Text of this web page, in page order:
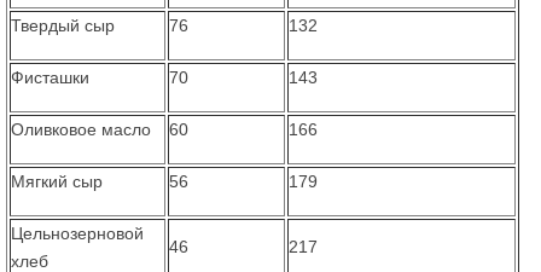
Твердый сыр 76 132
Фисташки 70 143
Оливковое масло 60 166
Мягкий сыр 56 179
Цельнозерновой
хлеб
46 217